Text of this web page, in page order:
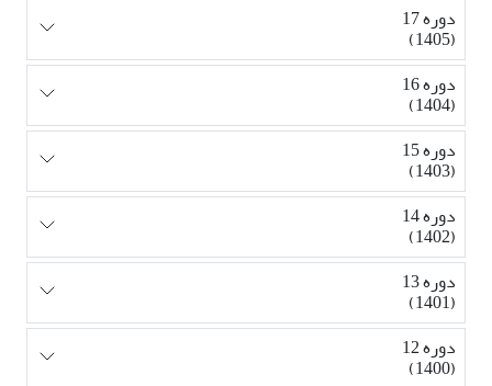
دوره 17
(1405)
دوره 16
(1404)
دوره 15
(1403)
دوره 14
(1402)
دوره 13
(1401)
دوره 12
(1400)